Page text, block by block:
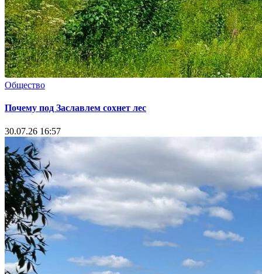
Общество
Почему под Заславлем сохнет лес
30.07.26 16:57